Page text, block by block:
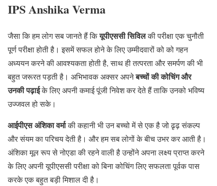
IPS Anshika Verma
जैसा कि हम लोग सब जानते हैं कियूपीएससी सिविलकी परीक्षा एक चुनौती
पूर्ण परीक्षा होती है। इसमें सफल होने के लिए उम्मीदवारों को को गहन
अध्ययन करने की आवश्यकता होती है, साथ ही तत्परता और समर्पण की भी
बहुत जरूरत पड़ती है। अभिभावक अक्सर अपनेबच्चों की कोचिंग और
उनकी पढ़ाईके लिए अपनी कमाई पूंजी निवेश कर देते हैं ताकि उनको भविष्य
उज्जवल हो सके।
आईपीएस अंशिका वर्माकी कहानी भी उन बच्चो में से एक है जो ढृढ़ संकल्प
और संयम का परिचय देती है। और हम सब लोगों के बीच उभर कर आती है।
अंशिका मूल रूप से नोएडा की रहने वाली है उन्होंने अपना लक्ष्य प्राप्त करने
के लिए अपनी यूपीएससी परीक्षा को बिना कोचिंग लिए सफलता पूर्वक पास
करके एक बहुत बड़ी मिशाल दी है।